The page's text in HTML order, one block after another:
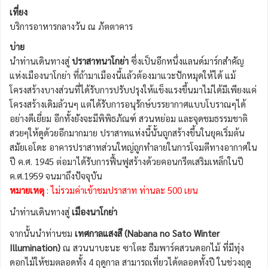
เที่ยง
บริการอาหารกลางวัน ณ ภัตตาคาร
บ่าย
นำท่านเดินทางสู่ ปราสาทนาโกย่า ซึ่งเป็นอีกหนึ่งแลนด์มาร์กสำคัญ
แห่งเมืองนาโกย่า ที่ถ้ามาเมืองนี้แล้วต้องมาแวะปักหมุดให้ได้ แม้
โครงสร้างบางส่วนที่ได้รับการปรับปรุงให้แข็งแรงขึ้นมาไม่ได้มีเพียงแค่
โครงสร้างเดิมล้วนๆ แต่ได้รับการอนุรักษ์บรรยากาศแบบโบราณๆได้
อย่างดีเยี่ยม อีกทั้งยังจะมีพิพิธภัณฑ์ สวนหย่อม และจุดชมธรรมชาติ
สวยๆให้ดูด้วยอีกมากมาย ปราสาทแห่งนี้นั้นถูกสร้างขึ้นในยุคเริ่มต้น
สมัยเอโดะ อาคารปราสาทส่วนใหญ่ถูกทำลายในการโจมตีทางอากาศใน
ปี ค.ศ. 1945 ต่อมาได้รับการฟื้นฟูสร้างด้วยคอนกรีตเสริมเหล็กในปี
ค.ศ.1959 จนมาถึงปัจจุบัน
หมายเหตุ : ไม่รวมค่าเข้าชมปราสาท ท่านละ 500 เยน
นำท่านเดินทางสู่ เมืองนาโกย่า
จากนั้นนำท่านชม เทศกาลแสงสี (Nabana no Sato Winter
Illumination) ณ สวนนาบะนะ ซาโตะ ธีมพาร์คสวนดอกไม้ ที่มีทุ่ง
ดอกไม้ให้ชมตลอดทั้ง 4 ฤดูกาล สามารถเที่ยวได้ตลอดทั้งปี ในช่วงฤดู